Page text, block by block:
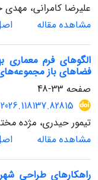
علیرضا کامرانی،
مشاهده مقاله
الگوهای فرم معماری
فضاهای باز
صفحه 33-48
تیمور حیدری، مژده
مشاهده مقاله
راهکارهای طراحی